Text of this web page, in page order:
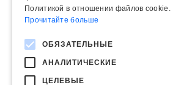
Политикой в ​​отношении файлов cookie.
Прочитайте больше
ОБЯЗАТЕЛЬНЫЕ
АНАЛИТИЧЕСКИЕ
ЦЕЛЕВЫЕ